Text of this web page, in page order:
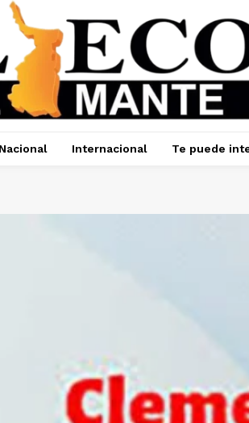
Nacional Internacional Te puede